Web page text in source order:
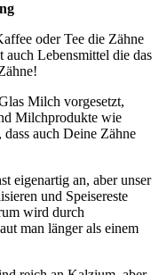
oder Tee die Zähne
auch Lebensmittel die das
Milch vorgesetzt,
Milchprodukte wie
auch Deine Zähne
eigenartig an, aber unser
und Speisereste
wird durch
man länger als einem